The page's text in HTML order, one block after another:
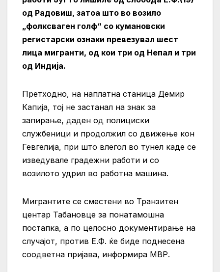
од Радовиш, затоа што во возило
„фолксваген голф“ со кумановски
регистарски ознаки превезувал шест
лица мигранти, од кои три од Непал и три
од Индија.
Претходно, на наплатна станица Демир
Капија, тој не застанал на знак за
запирање, даден од полициски
службеници и продолжил со движење кон
Гевгелија, при што влегол во тунел каде се
изведувале градежни работи и со
возилото удрил во работна машина.
Mигрантите се сместени во Транзитен
центар Табановце за понатамошна
постапка, а по целосно документирање на
случајот, против Е.Ф. ќе биде поднесена
соодветна пријава, информира МВР.